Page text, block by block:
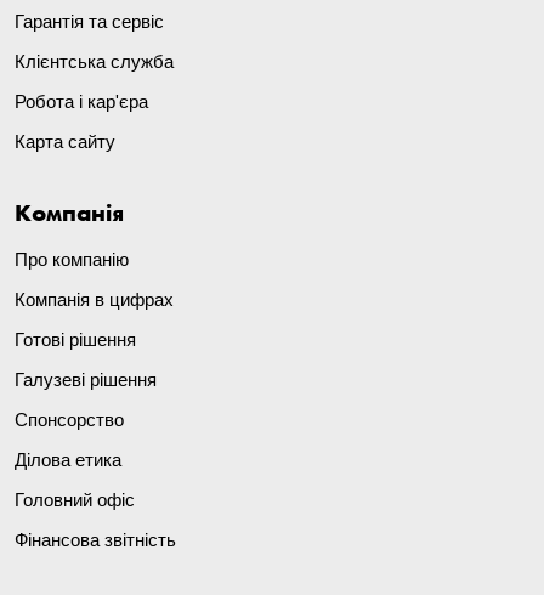
Гарантія та сервіс
Клієнтська служба
Робота і кар'єра
Карта сайту
Компанія
Про компанію
Компанія в цифрах
Готові рішення
Галузеві рішення
Спонсорство
Ділова етика
Головний офіс
Фінансова звітність